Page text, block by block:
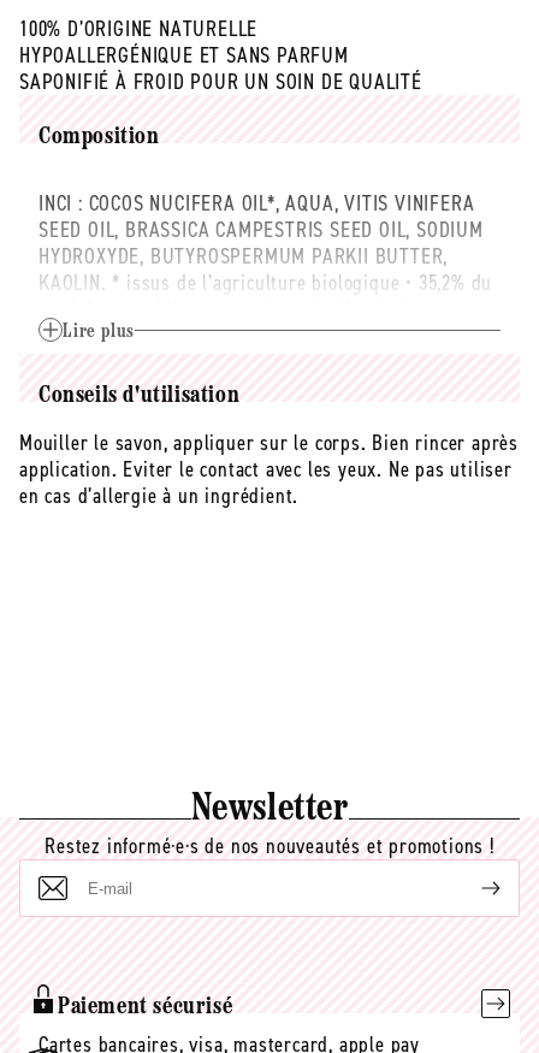
100% D’ORIGINE NATURELLE
HYPOALLERGÉNIQUE ET SANS PARFUM
SAPONIFIÉ À FROID POUR UN SOIN DE QUALITÉ
Composition
INCI : COCOS NUCIFERA OIL*, AQUA, VITIS VINIFERA
SEED OIL, BRASSICA CAMPESTRIS SEED OIL, SODIUM
HYDROXYDE, BUTYROSPERMUM PARKII BUTTER,
KAOLIN. * issus de l’agriculture biologique • 35,2% du
biologique • 100% d’origine naturelle / from organic
organic farming • 100% naturally derived COSMOS
standard COSMOS NATURAL certifié par Cosmécert
selon le référentiel COSMOS
Lire plus
Conseils d'utilisation
Mouiller le savon, appliquer sur le corps. Bien rincer après
application. Eviter le contact avec les yeux. Ne pas utiliser
en cas d’allergie à un ingrédient.
Newsletter
Restez informé·e·s de nos nouveautés et promotions !
E-
Paiement sécurisé
Cartes bancaires, visa, mastercard, apple pay